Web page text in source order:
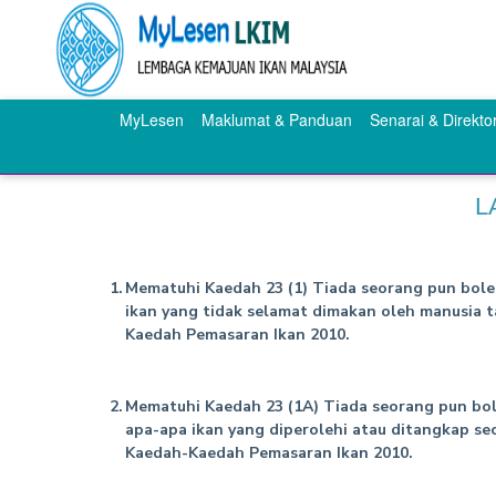
MyLesen Maklumat & Panduan Senarai &
1. Mematuhi Kaedah 23 (1) Tiada seorang pun
ikan yang tidak selamat dimakan oleh manusia
Kaedah Pemasaran Ikan 2010.
2. Mematuhi Kaedah 23 (1A) Tiada seorang pun
apa-apa ikan yang diperolehi atau ditangkap
Kaedah-Kaedah Pemasaran Ikan 2010.